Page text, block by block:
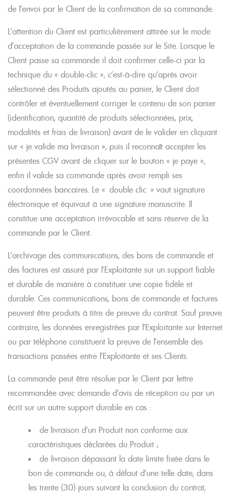
de l’envoi par le Client de la confirmation de sa commande.
L’attention du Client est particulièrement attirée sur le mode
d’acceptation de la commande passée sur le Site. Lorsque le
Client passe sa commande il doit confirmer celle-ci par la
technique du « double-clic », c’est-à-dire qu’après avoir
sélectionné des Produits ajoutés au panier, le Client doit
contrôler et éventuellement corriger le contenu de son panier
(identification, quantité de produits sélectionnées, prix,
modalités et frais de livraison) avant de le valider en cliquant
sur « je valide ma livraison », puis il reconnaît accepter les
présentes CGV avant de cliquer sur le bouton « je paye »,
enfin il valide sa commande après avoir rempli ses
coordonnées bancaires. Le « double clic » vaut signature
électronique et équivaut à une signature manuscrite. Il
constitue une acceptation irrévocable et sans réserve de la
commande par le Client.
L’archivage des communications, des bons de commande et
des factures est assuré par l’Exploitante sur un support fiable
et durable de manière à constituer une copie fidèle et
durable. Ces communications, bons de commande et factures
peuvent être produits à titre de preuve du contrat. Sauf preuve
contraire, les données enregistrées par l’Exploitante sur Internet
ou par téléphone constituent la preuve de l’ensemble des
transactions passées entre l’Exploitante et ses Clients.
La commande peut être résolue par le Client par lettre
recommandée avec demande d’avis de réception ou par un
écrit sur un autre support durable en cas :
de livraison d’un Produit non conforme aux
caractéristiques déclarées du Produit ;
de livraison dépassant la date limite fixée dans le
bon de commande ou, à défaut d’une telle date, dans
les trente (30) jours suivant la conclusion du contrat,